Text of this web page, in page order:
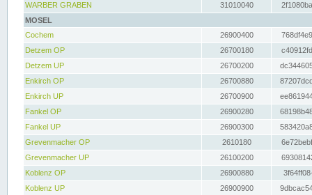
WARBER GRABEN
31010040
MOSEL
Cochem
26900400
Detzem OP
26700180
Detzem UP
26700200
Enkirch OP
26700880
Enkirch UP
26700900
Fankel OP
26900280
Fankel UP
26900300
Grevenmacher OP
2610180
Grevenmacher UP
26100200
Koblenz OP
26900880
Koblenz UP
26900900